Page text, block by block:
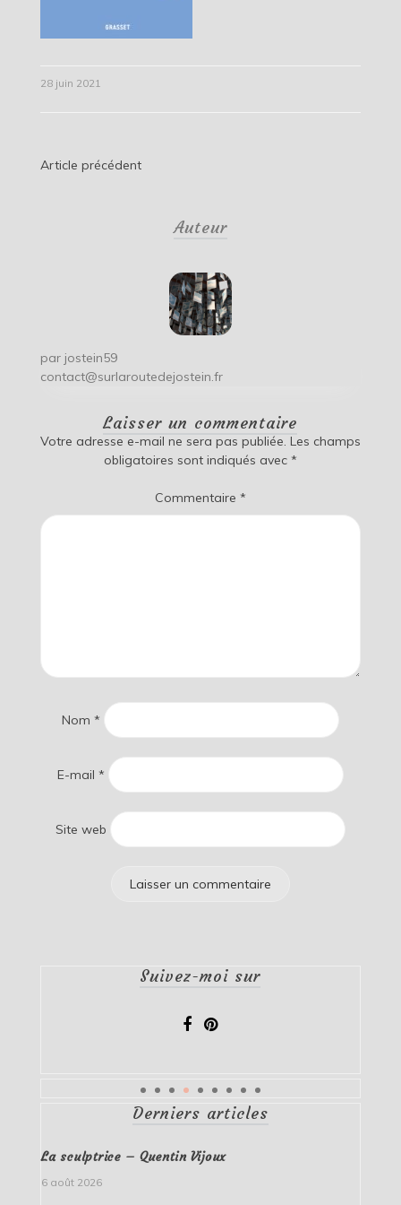
28 juin 2021
Navigation
Article précédent
Auteur
par jostein59
contact@surlaroutedejostein.fr
Laisser un commentaire
Votre adresse e-mail ne sera pas publiée. Les champs
obligatoires sont indiqués avec *
Commentaire *
Nom *
E-mail *
Site web
Suivez-moi sur
Derniers articles
La sculptrice – Quentin Vijoux
6 août 2026